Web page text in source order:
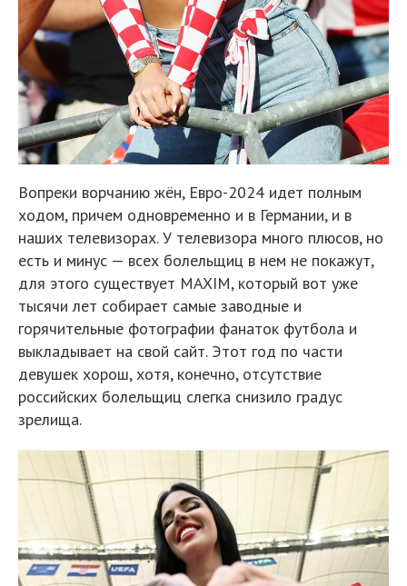
Вопреки ворчанию жён, Евро-2024 идет полным
ходом, причем одновременно и в Германии, и в
наших телевизорах. У телевизора много плюсов, но
есть и минус — всех болельщиц в нем не покажут,
для этого существует MAXIM, который вот уже
тысячи лет собирает самые заводные и
горячительные фотографии фанаток футбола и
выкладывает на свой сайт. Этот год по части
девушек хорош, хотя, конечно, отсутствие
российских болельщиц слегка снизило градус
зрелища.